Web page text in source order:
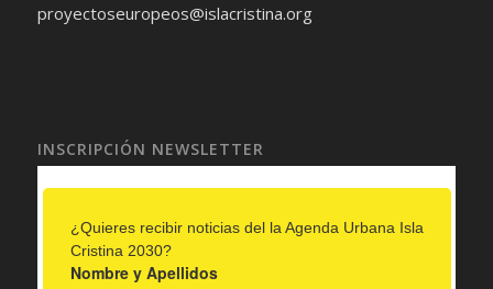
proyectoseuropeos@islacristina.org
INSCRIPCIÓN NEWSLETTER